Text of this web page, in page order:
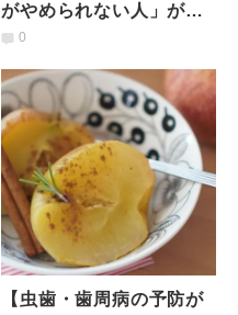
がやめられない人」がダ
イエットする前に見つけ
こと
0
【虫歯・歯周病の予防が